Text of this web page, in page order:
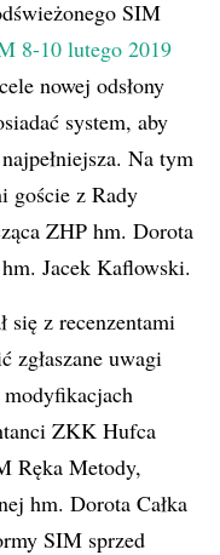
SIM
8-10 lutego 2019
nowej odsłony
system, aby
Na tym
goście z Rady
ZHP hm. Dorota
Jacek Kaflowski.
się z recenzentami
zgłaszane uwagi
modyfikacjach
ZKK Hufca
Ręka Metody,
hm. Dorota Całka
SIM sprzed